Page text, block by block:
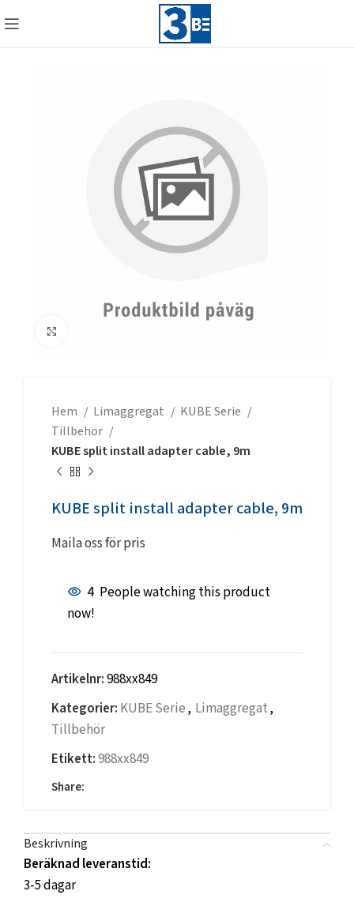
Hem Limaggregat
KUBE Serie
Tillbehör
KUBE split install adapter cable, 9m
KUBE split install adapter cable, 9m
Maila oss för pris
4 People watching this product
now!
Artikelnr:988xx849
Kategorier: KUBE Serie, Limaggregat,
Tillbehör
Etikett:988xx849
Share:
Beskrivning
Beräknad leveranstid:
3-5 dagar